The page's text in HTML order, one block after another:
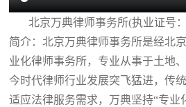
北京万典律师事务所(执业证号：
简介：北京万典律师事务所是经北
业化律师事务所，专业从事于土地
今时代律师行业发展突飞猛进，传
适应法律服务需求，万典坚持“专业